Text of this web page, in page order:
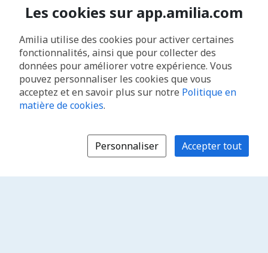
Les cookies sur app.amilia.com
Amilia utilise des cookies pour activer certaines
fonctionnalités, ainsi que pour collecter des
données pour améliorer votre expérience. Vous
pouvez personnaliser les cookies que vous
acceptez et en savoir plus sur notre Politique en
matière de cookies.
Personnaliser Accepter tout